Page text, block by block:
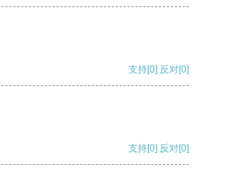
支持[0] 反对[0]
支持[0] 反对[0]